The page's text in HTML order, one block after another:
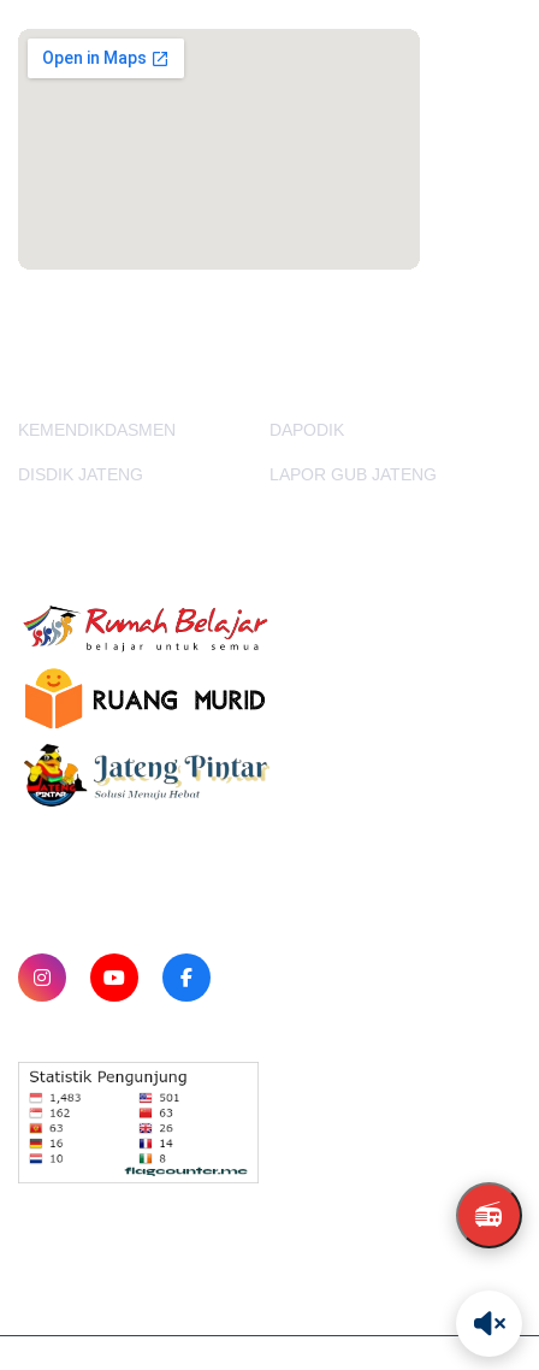
📻
KEMENDIKDASMEN DAPODIK
DISDIK JATENG LAPOR GUB JATENG